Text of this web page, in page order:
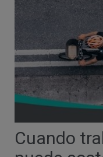
Cuando